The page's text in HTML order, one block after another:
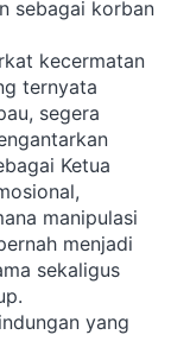
sebagai korban
kecermatan
ternyata
segera
Ketua
manipulasi
menjadi
sekaligus
yang